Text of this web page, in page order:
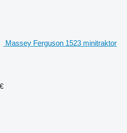
Massey Ferguson 1523 minitraktor